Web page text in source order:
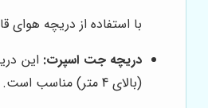
با استفاده از دریچه
دریچه جت اسپرت: این
(بالای 4 متر) مناسب است.